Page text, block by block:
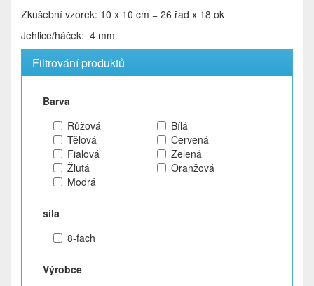
Zkušební vzorek: 10 x 10 cm = 26 řad x 18 ok
Jehlice/háček: 4 mm
Filtrování produktů
Barva
Růžová
Bílá
Tělová
Červená
Fialová
Zelená
Žlutá
Oranžová
Modrá
síla
8-fach
Výrobce